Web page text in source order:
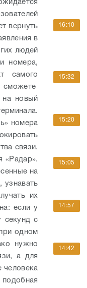
вернуть
в
людей
номера,
самого
сможете
на новый
номера
связи.
«Радар».
на
узнавать
их
если у
секунд с
одном
нужно
а для
человека
16:10
15:32
15:20
15:05
14:57
14:42